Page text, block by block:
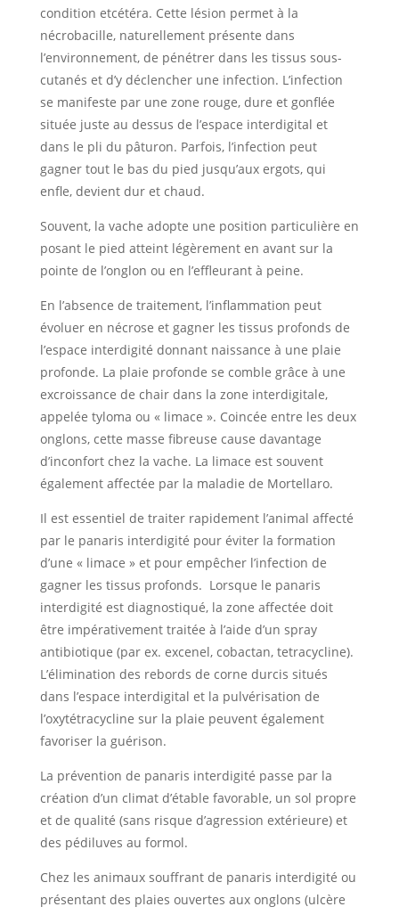
condition etcétéra. Cette lésion permet à la
nécrobacille, naturellement présente dans
l’environnement, de pénétrer dans les tissus sous-
cutanés et d’y déclencher une infection. L’infection
se manifeste par une zone rouge, dure et gonflée
située juste au dessus de l’espace interdigital et
dans le pli du pâturon. Parfois, l’infection peut
gagner tout le bas du pied jusqu’aux ergots, qui
enfle, devient dur et chaud.
Souvent, la vache adopte une position particulière en
posant le pied atteint légèrement en avant sur la
pointe de l’onglon ou en l’effleurant à peine.
En l’absence de traitement, l’inflammation peut
évoluer en nécrose et gagner les tissus profonds de
l’espace interdigité donnant naissance à une plaie
profonde. La plaie profonde se comble grâce à une
excroissance de chair dans la zone interdigitale,
appelée tyloma ou « limace ». Coincée entre les deux
onglons, cette masse fibreuse cause davantage
d’inconfort chez la vache. La limace est souvent
également affectée par la maladie de Mortellaro.
Il est essentiel de traiter rapidement l’animal affecté
par le panaris interdigité pour éviter la formation
d’une « limace » et pour empêcher l’infection de
gagner les tissus profonds. Lorsque le panaris
interdigité est diagnostiqué, la zone affectée doit
être impérativement traitée à l’aide d’un spray
antibiotique (par ex. excenel, cobactan, tetracycline).
L’élimination des rebords de corne durcis situés
dans l’espace interdigital et la pulvérisation de
l’oxytétracycline sur la plaie peuvent également
favoriser la guérison.
La prévention de panaris interdigité passe par la
création d’un climat d’étable favorable, un sol propre
et de qualité (sans risque d’agression extérieure) et
des pédiluves au formol.
Chez les animaux souffrant de panaris interdigité ou
présentant des plaies ouvertes aux onglons (ulcère